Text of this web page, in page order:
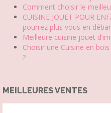
Comment choisir le
CUISINE JOUET POUR
pourrez plus vous en
Meilleure cuisine jouet
Choisir une Cuisine en
?
MEILLEURES VENTES